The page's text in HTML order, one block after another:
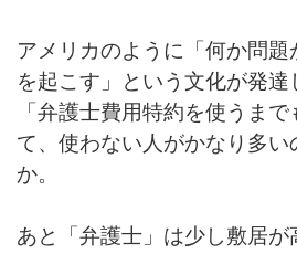
アメリカのように「何か問
を起こす」という文化が発達
「弁護士費用特約を使うま
て、使わない人がかなり多い
か。
あと「弁護士」は少し敷居が